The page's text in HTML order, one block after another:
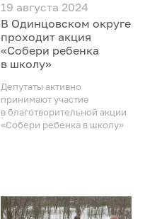
19 августа 2024
В Одинцовском округе
проходит акция
«Собери ребенка
в школу»
Депутаты активно
принимают участие
в благотворительной акции
«Собери ребенка в школу»